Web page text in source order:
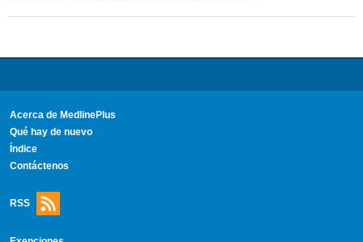
Acerca de MedlinePlus
Qué hay de nuevo
Índice
Contáctenos
RSS